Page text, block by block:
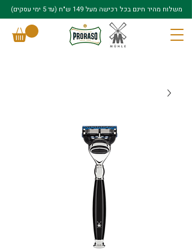
משלוח מהיר חינם בכל רכישה מעל 149 ש"ח (עד 5 ימי עסקים)